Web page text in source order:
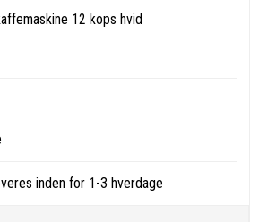
12 kops hvid
inden for 1-3 hverdage